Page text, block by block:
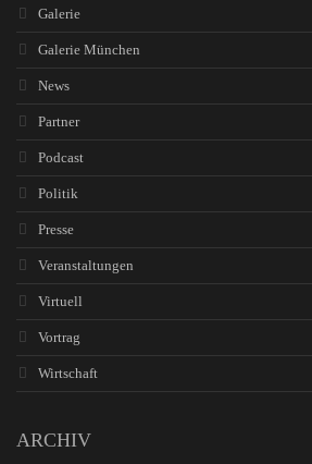
Galerie
Galerie München
News
Partner
Podcast
Politik
Presse
Veranstaltungen
Virtuell
Vortrag
Wirtschaft
ARCHIV